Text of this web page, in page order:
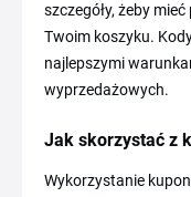
szczegóły, żeby
Twoim koszyku.
najlepszymi
wyprzedażowych.
Jak skorzystać z
Wykorzystanie